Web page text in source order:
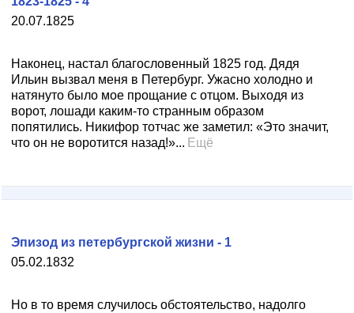
20.07.1825
Наконец, настал благословенный 1825 год. Дядя
Ильин вызвал меня в Петербург. Ужасно холодно и
натянуто было мое прощание с отцом. Выходя из
ворот, лошади каким-то странным образом
попятились. Никифор тотчас же заметил: «Это значит,
что он не воротится назад!»... Ещё
05.02.1832
Эпизод из петербургской жизни - 1
Но в то время случилось обстоятельство, надолго